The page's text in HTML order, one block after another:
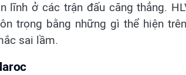
ở các trận đấu căng thẳng.
trọng bằng những gì thể hiện
sai lầm.